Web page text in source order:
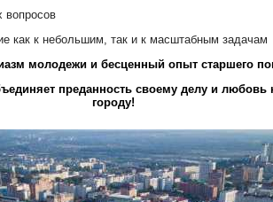
вопросов
как к небольшим, так и к масштабным задачам
молодежи и бесценный опыт старшего
преданность своему делу и любовь
городу!